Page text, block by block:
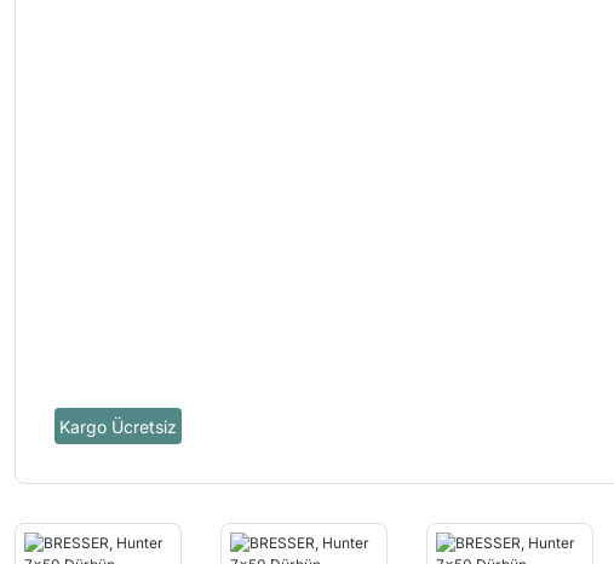
Kargo Ücretsiz